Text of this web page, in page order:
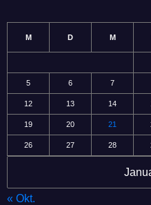
M D M
5 6 7
12 13 14
19 20 21
26 27 28
« Okt.